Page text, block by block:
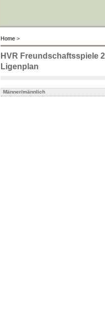
Home >
HVR Freundschaftsspiele
Ligenplan
Männer/männlich